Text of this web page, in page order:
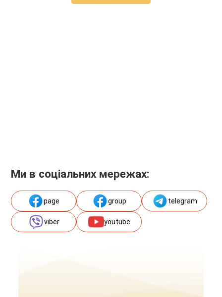
Ми в соціальних мережах:
page group telegram
viber youtube